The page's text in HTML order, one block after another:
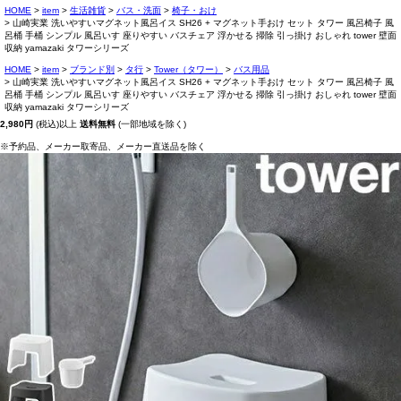
HOME item 生活雑貨 バス・洗面
椅子・おけ
山崎実業 洗いやすいマグネット風呂イス SH26 + マグネット手おけ セット タワー 風呂椅子 風
呂桶 手桶 シンプル 風呂いす 座りやすい バスチェア 浮かせる 掃除 引っ掛け おしゃれ tower 壁面
収納 yamazaki タワーシリーズ
HOME item ブランド別 タ行 Tower（タワー）
バス用品
山崎実業 洗いやすいマグネット風呂イス SH26 + マグネット手おけ セット タワー 風呂椅子 風
呂桶 手桶 シンプル 風呂いす 座りやすい バスチェア 浮かせる 掃除 引っ掛け おしゃれ tower 壁面
収納 yamazaki タワーシリーズ
2,980円 (税込)以上 送料無料 (一部地域を除く)
※予約品、メーカー取寄品、メーカー直送品を除く